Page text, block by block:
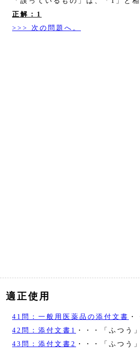
正解：1
>>> 次の問題へ。
適正使用
41問：一般用医薬品の添付文書
42問：添付文書1
・・・「ふつう
43問：添付文書2 ・・・「ふつう